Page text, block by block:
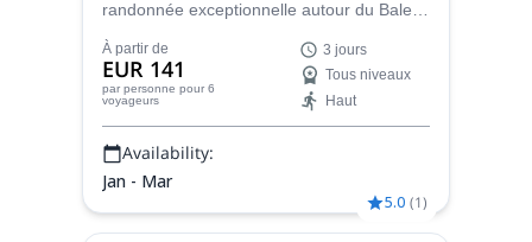
randonnée exceptionnelle autour du Balea
Roumanie. Un programme de 3 jours avec
Mihnea, un guide certifié par l'IFMGA.
À partir de
EUR 141
par personne pour 6
voyageurs
3 jours
Tous niveaux
Haut
Availability:
Jan - Mar
5.0 (1)